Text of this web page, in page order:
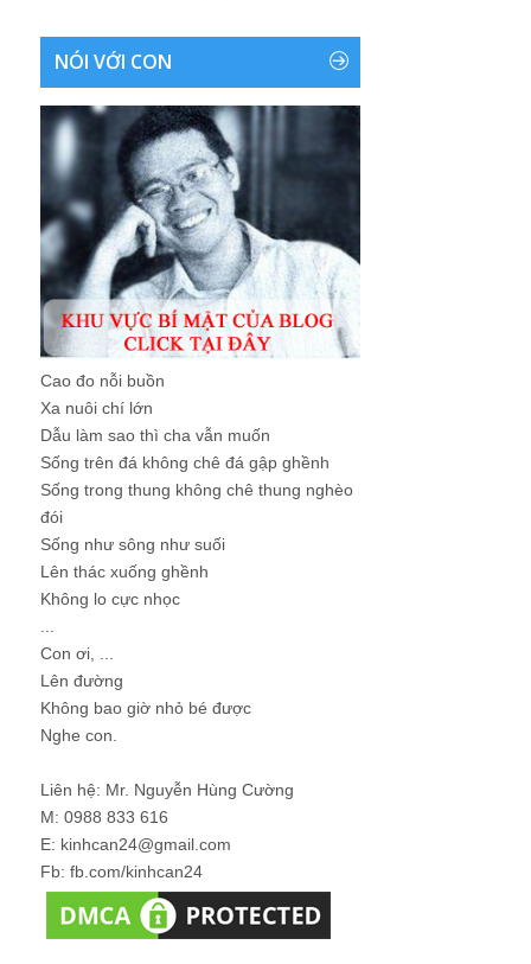
NÓI VỚI CON
Cao đo nỗi buồn
Xa nuôi chí lớn
Dẫu làm sao thì cha vẫn muốn
Sống trên đá không chê đá gập ghềnh
Sống trong thung không chê thung nghèo
đói
Sống như sông như suối
Lên thác xuống ghềnh
Không lo cực nhọc
Con ơi, ...
Lên đường
Không bao giờ nhỏ bé được
Nghe con.
Liên hệ: Mr. Nguyễn Hùng Cường
M: 0988 833 616
E: kinhcan24@gmail.com
Fb: fb.com/kinhcan24